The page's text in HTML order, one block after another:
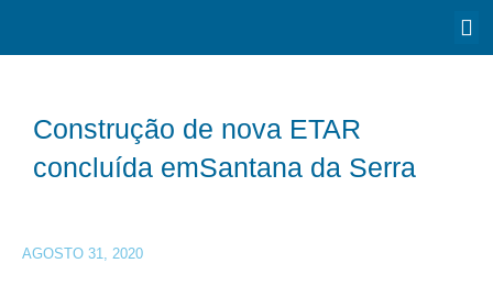
Construção de nova ETAR
concluída emSantana da Serra
AGOSTO 31, 2020